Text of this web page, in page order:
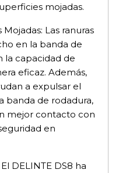
mojadas.
Las ranuras
en la banda de
la capacidad de
eficaz. Además,
a expulsar el
banda de rodadura,
mejor contacto con
en
DELINTE DS8 ha